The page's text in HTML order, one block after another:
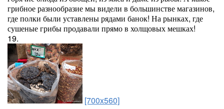
грибное разнообразие мы видели в большинстве магазинов,
где полки были уставлены рядами банок! На рынках, где
сушеные грибы продавали прямо в холщовых мешках!
19.
[700x560]